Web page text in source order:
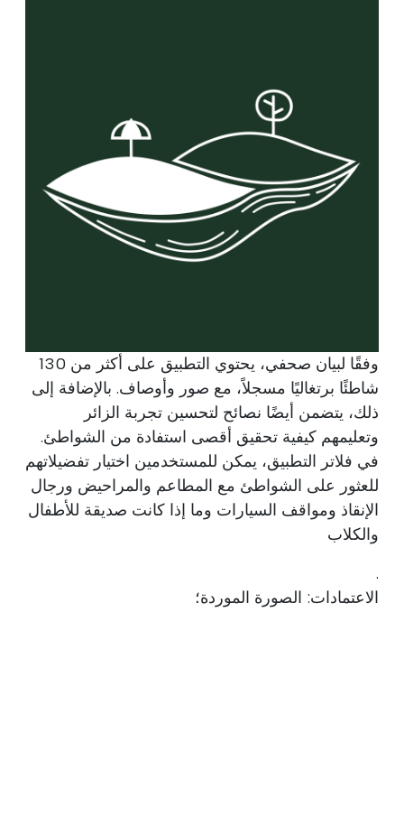
وفقًا لبيان صحفي، يحتوي التطبيق على أكثر من 130
شاطئًا برتغاليًا مسجلاً، مع صور وأوصاف. بالإضافة إلى
ذلك، يتضمن أيضًا نصائح لتحسين تجربة الزائر
وتعليمهم كيفية تحقيق أقصى استفادة من الشواطئ.
في فلاتر التطبيق، يمكن للمستخدمين اختيار تفضيلاتهم
للعثور على الشواطئ مع المطاعم والمراحيض ورجال
الإنقاذ ومواقف السيارات وما إذا كانت صديقة للأطفال
والكلاب
.
الاعتمادات: الصورة الموردة؛